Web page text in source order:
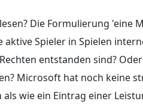
Die Formulierung
aktive Spieler in Spielen
entstanden sind?
Microsoft hat noch keine
wie ein Eintrag einer